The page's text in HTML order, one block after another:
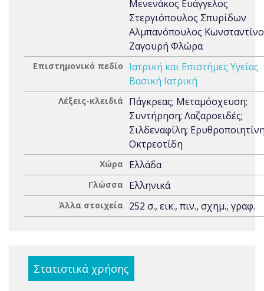
Μενενάκος Ευάγγελος
Στεργιόπουλος Σπυρίδων
Αλμπανόπουλος
Ζαγουρή Φλώρα
Επιστημονικό πεδίο
Ιατρική και Επιστήμες Υγείας
Βασική Ιατρική
Λέξεις-κλειδιά
Πάγκρεας; Μεταμόσχευση;
Συντήρηση; Λαζαροειδές;
Σιλδεναφίλη;
Οκτρεοτίδη
Χώρα Ελλάδα
Γλώσσα Ελληνικά
Άλλα στοιχεία 252 σ., εικ., πιν., σχημ., γραφ.
Στατιστικά χρήσης